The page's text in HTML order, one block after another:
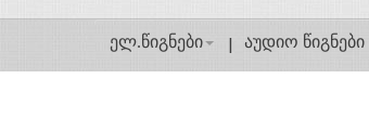
ელ.წიგნები აუდიო წიგნები